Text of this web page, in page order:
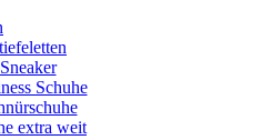
Schuhe
extra weit